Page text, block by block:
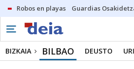
Robos en playas Guardias
BIZKAIA BILBAO DEUSTO